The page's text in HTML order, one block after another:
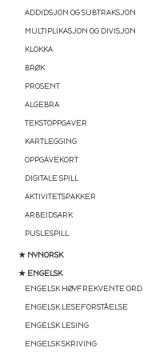
ADDIDSJON OG SUBTRAKSJON
MULTIPLIKASJON OG DIVISJON
KLOKKA
BRØK
PROSENT
ALGEBRA
TEKSTOPPGAVER
KARTLEGGING
OPPGAVEKORT
DIGITALE SPILL
AKTIVITETSPAKKER
ARBEIDSARK
PUSLESPILL
★ NYNORSK
★ ENGELSK
ENGELSK HØYFREKVENTE ORD
ENGELSK LESEFORSTÅELSE
ENGELSK LESING
ENGELSK SKRIVING